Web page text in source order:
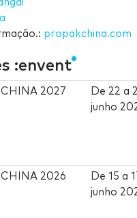
propakchina.com
:envent
CHINA 2027 De 22 a
junho
CHINA 2026 De15 a
junho